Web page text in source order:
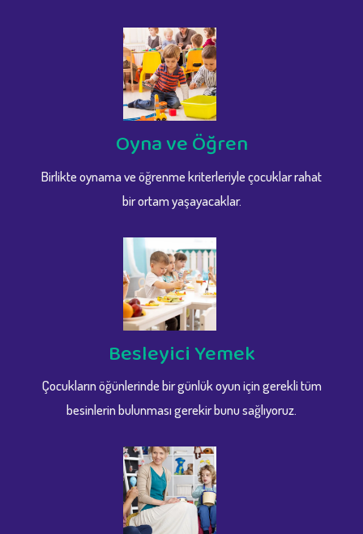
Oyna ve Öğren
Birlikte oynama ve öğrenme kriterleriyle çocuklar rahat
bir ortam yaşayacaklar.
Besleyici Yemek
Çocukların öğünlerinde bir günlük oyun için gerekli tüm
besinlerin bulunması gerekir bunu sağlıyoruz.